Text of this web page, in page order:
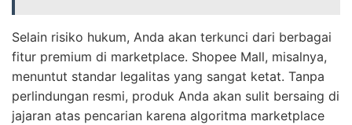
Selain risiko hukum, Anda akan terkunci dari berbagai
fitur premium di marketplace. Shopee Mall, misalnya,
menuntut standar legalitas yang sangat ketat. Tanpa
perlindungan resmi, produk Anda akan sulit bersaing di
jajaran atas pencarian karena algoritma marketplace